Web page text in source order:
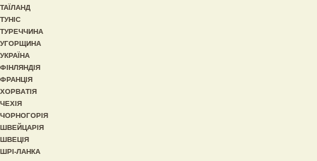
ТАЇЛАНД
ТУНІС
ТУРЕЧЧИНА
УГОРЩИНА
УКРАЇНА
ФІНЛЯНДІЯ
ФРАНЦІЯ
ХОРВАТІЯ
ЧЕХІЯ
ЧОРНОГОРІЯ
ШВЕЙЦАРІЯ
ШВЕЦІЯ
ШРІ-ЛАНКА